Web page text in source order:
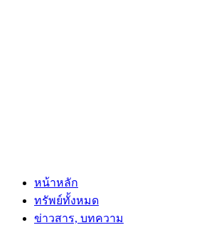
หน้าหลัก
ทรัพย์ทั้งหมด
ข่าวสาร, บทความ